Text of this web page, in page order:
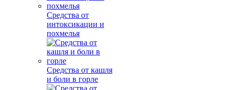
Средства от
интоксикации и
похмелья
Средства от кашля
и боли в горле